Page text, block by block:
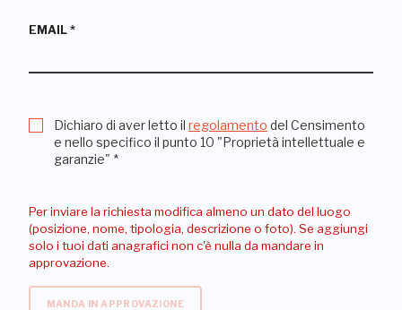
EMAIL *
Dichiaro di aver letto il regolamento del Censimento
e nello specifico il punto 10 "Proprietà intellettuale e
garanzie" *
Per inviare la richiesta modifica almeno un dato del luogo
(posizione, nome, tipologia, descrizione o foto). Se aggiungi
solo i tuoi dati anagrafici non c'è nulla da mandare in
approvazione.
MANDA IN APPROVAZIONE